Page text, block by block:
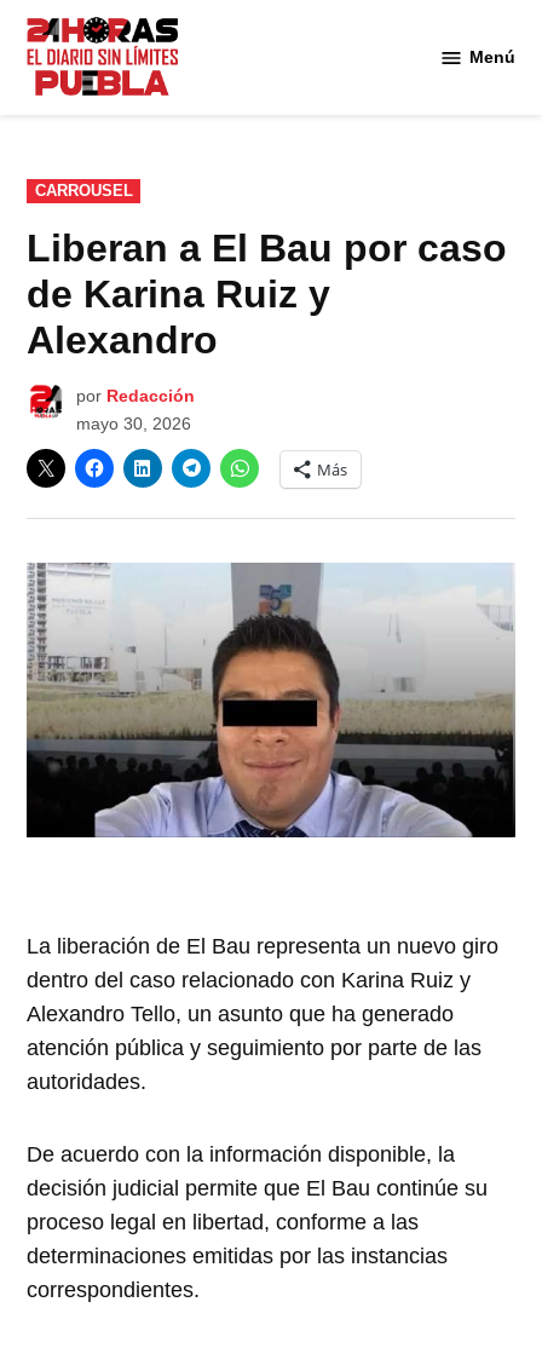
Saltar
contenido
Menú
PUBLICADO
EN
CARROUSEL
Liberan a El Bau por caso
de Karina Ruiz y
Alexandro
por Redacción
mayo 30, 2026
Más
La liberación de El Bau representa un nuevo giro
dentro del caso relacionado con Karina Ruiz y
Alexandro Tello, un asunto que ha generado
atención pública y seguimiento por parte de las
autoridades.
De acuerdo con la información disponible, la
decisión judicial permite que El Bau continúe su
proceso legal en libertad, conforme a las
determinaciones emitidas por las instancias
correspondientes.